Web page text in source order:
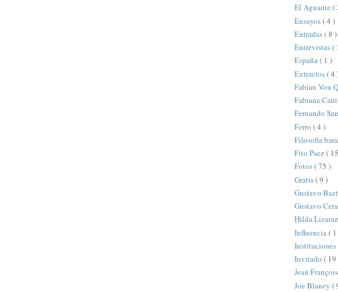
El Aguante (
Ensayos( 4 )
Entradas( 8 )
Entrevistas(
España( 1 )
Extractos( 4
Fabian Von
Fabiana
Fernando
Ferro ( 4 )
Filosofia
Fito Paez(
Fotos( 75 )
Gratis( 9 )
Gustavo
Gustavo
Hilda
Influencia (
Instituciones
Invitado ( 19
Jean
Joe Blaney (